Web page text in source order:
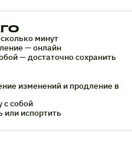
минут
— онлайн
— достаточно сохранить
изменений и продление в
с собой
испортить